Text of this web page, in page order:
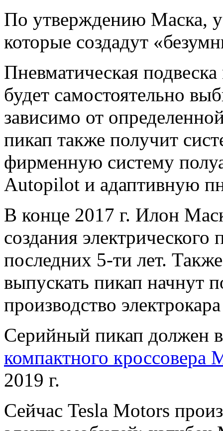
По утверждению Маска,
которые создадут
Пневматическая
будет самостоятельно
зависимо от
пикап также получит
фирменную систему
Autopilot и адаптивную
В конце 2017 г. Илон
создания
последних 5-ти лет.
выпускать пикап начнут
производство
Серийный пикап должен
компактного кроссовера
2019 г.
Cейчас Tesla Motors